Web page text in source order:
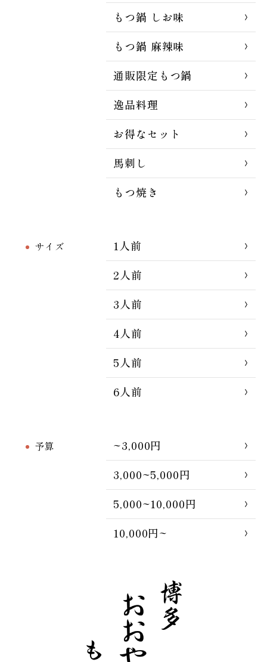
もつ鍋 しお味
もつ鍋 麻辣味
通販限定もつ鍋
逸品料理
お得なセット
馬刺し
もつ焼き
サイズ
1人前
2人前
3人前
4人前
5人前
6人前
予算
~3,000円
3,000~5,000円
5,000~10,000円
10,000円~